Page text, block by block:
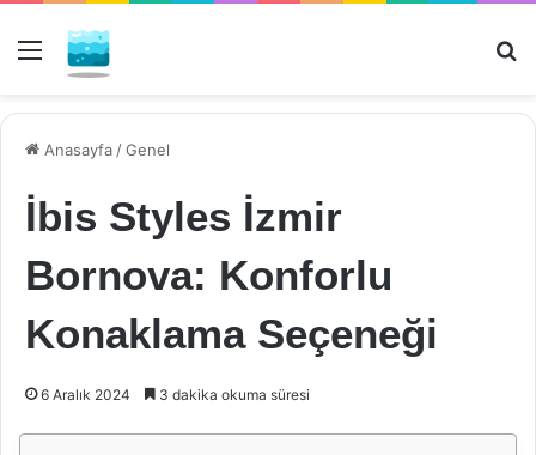
Menü
Anasayfa /Genel
İbis Styles İzmir
Bornova: Konforlu
Konaklama Seçeneği
6 Aralık 2024 3 dakika okuma süresi